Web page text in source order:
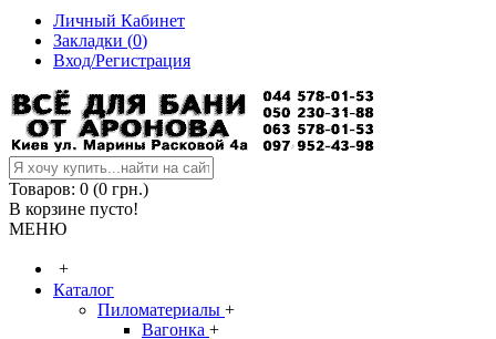
Личный Кабинет
Закладки (0)
Вход/Регистрация
Товаров: 0 (0 грн.)
В корзине пусто!
МЕНЮ
+
Каталог
Пиломатериалы +
Вагонка +